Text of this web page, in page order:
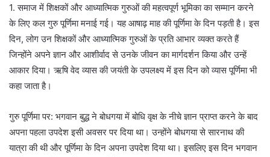
1. समाज में शिक्षकों और आध्यात्मिक गुरुओं की महत्वपूर्ण भूमिका का सम्मान करने
के लिए कल गुरु पूर्णिमा मनाई गई। यह आषाढ़ माह की पूर्णिमा के दिन पड़ती है। इस
दिन, लोग उन शिक्षकों और आध्यात्मिक गुरुओं के प्रति आभार व्यक्त करते हैं
जिन्होंने अपने ज्ञान और आशीर्वाद से उनके जीवन का मार्गदर्शन किया और उन्हें
आकार दिया। ऋषि वेद व्यास की जयंती के उपलक्ष्य में इस दिन को व्यास पूर्णिमा भी
कहा जाता है।
गुरु पूर्णिमा पर: भगवान बुद्ध ने बोधगया में बोधि वृक्ष के नीचे ज्ञान प्राप्त करने के बाद
अपना पहला उपदेश इसी अवसर पर दिया था। उन्होंने बोधगया से सारनाथ की
यात्रा की थी और पूर्णिमा के दिन अपना उपदेश दिया था। इसलिए इस दिन भगवान